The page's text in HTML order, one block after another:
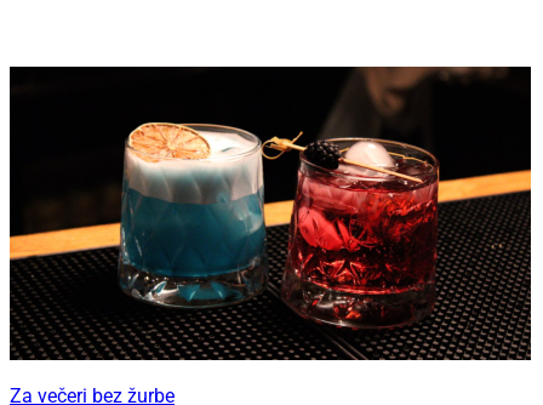
Za večeri bez žurbe